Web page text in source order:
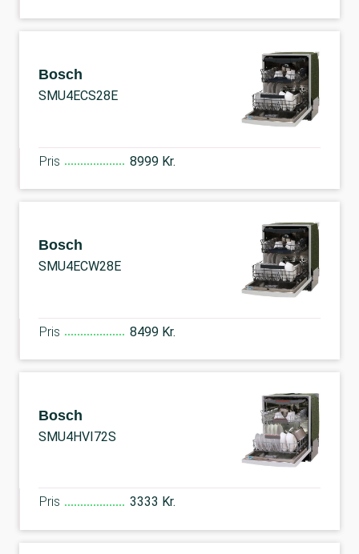
Bosch
SMU4ECS28E
Pris 8999 Kr.
Bosch
SMU4ECW28E
Pris 8499 Kr.
Bosch
SMU4HVI72S
Pris 3333 Kr.